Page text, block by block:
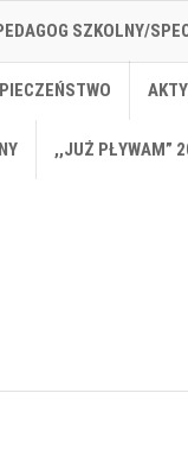
SZKOLNY/
,,JUŻ PŁYWAM”